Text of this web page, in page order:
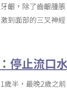
齦，除了齒齦腫
到面部的三叉神
停止流口
歲半，最晚2歲之